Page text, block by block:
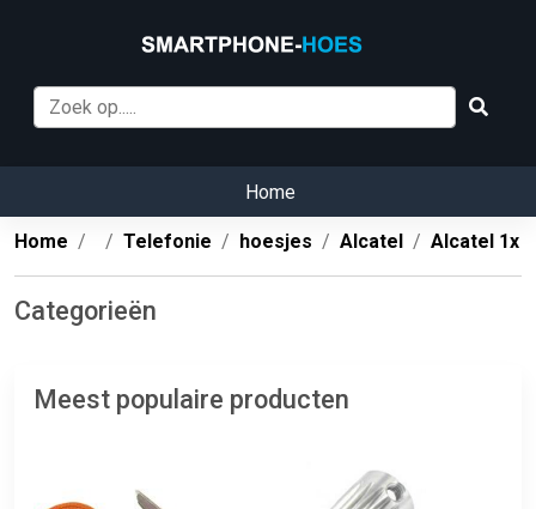
Home
Home Telefonie hoesjes Alcatel Alcatel 1x
Categorieën
Meest populaire producten